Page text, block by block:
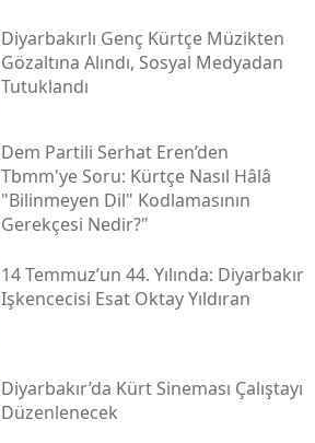
Diyarbakırlı Genç Kürtçe Müzikten
Gözaltına Alındı, Sosyal Medyadan
Tutuklandı
Dem Partili Serhat Eren’den
Tbmm'ye Soru: Kürtçe Nasıl Hâlâ
"bilinmeyen Dil" Kodlamasının
Gerekçesi Nedir?"
14 Temmuz’un 44. Yılında: Diyarbakır
Işkencecisi Esat Oktay Yıldıran
Diyarbakır’da Kürt Sineması Çalıştayı
Düzenlenecek